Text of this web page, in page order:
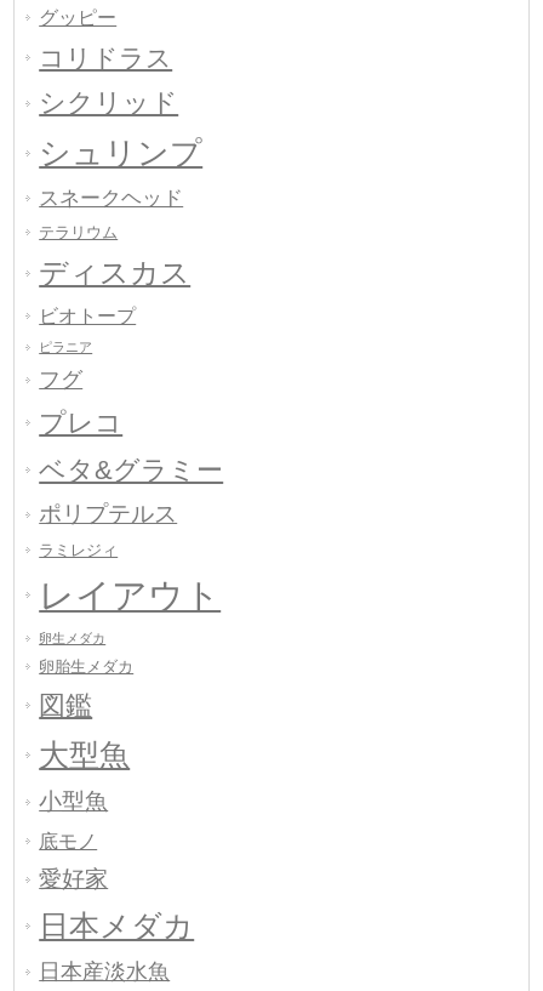
グッピー
コリドラス
シクリッド
シュリンプ
スネークヘッド
テラリウム
ディスカス
ビオトープ
ピラニア
フグ
プレコ
ベタ&グラミー
ポリプテルス
ラミレジィ
レイアウト
卵生メダカ
卵胎生メダカ
図鑑
大型魚
小型魚
底モノ
愛好家
日本メダカ
日本産淡水魚